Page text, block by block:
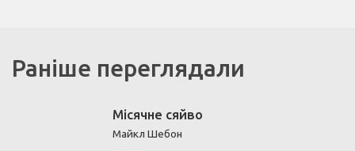
Раніше переглядали
Місячне сяйво
Майкл Шебон